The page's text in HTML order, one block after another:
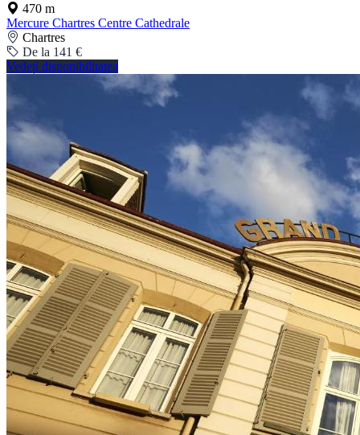
470 m
Mercure Chartres Centre Cathedrale
Chartres
De la 141 €
Vedeți disponibilitatea